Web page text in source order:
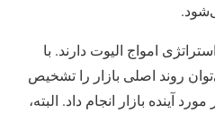
امواج الیوت دارند. با
روند اصلی بازار را تشخیص
آینده بازار انجام داد. البته،